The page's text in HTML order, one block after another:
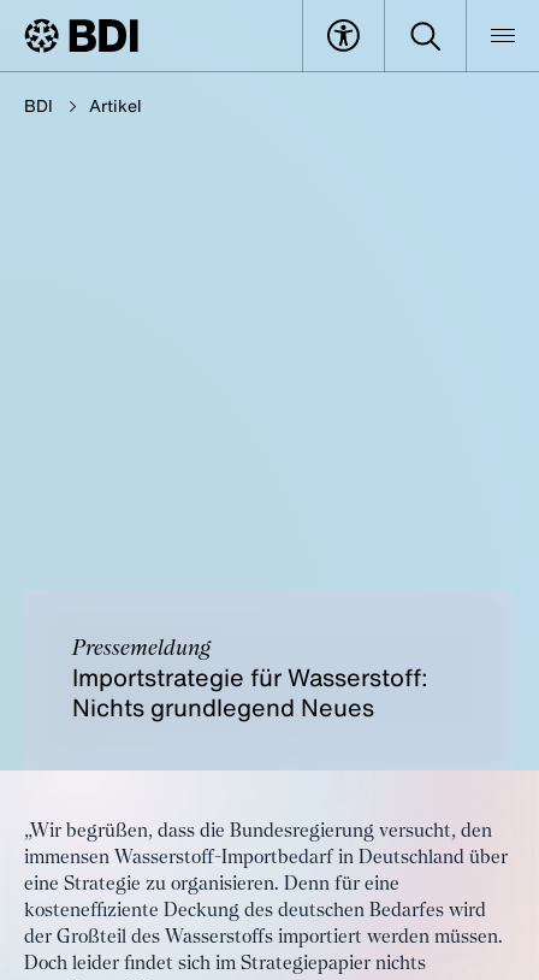
BDI Artikel
Pressemeldung
Importstrategie für Wasserstoff:
Nichts grundlegend Neues
„Wir begrüßen, dass die Bundesregierung versucht, den
immensen Wasserstoff-Importbedarf in Deutschland über
eine Strategie zu organisieren. Denn für eine
kosteneffiziente Deckung des deutschen Bedarfes wird
der Großteil des Wasserstoffs importiert werden müssen.
Doch leider findet sich im Strategiepapier nichts